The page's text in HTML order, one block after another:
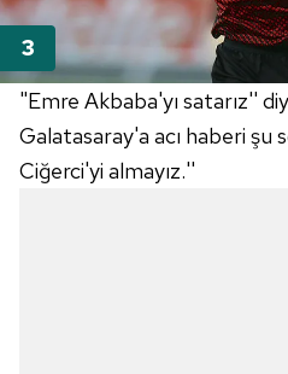
"Emre Akbaba'yı satarız''
Galatasaray'a acı haberi şu
Ciğerci'yi almayız.''